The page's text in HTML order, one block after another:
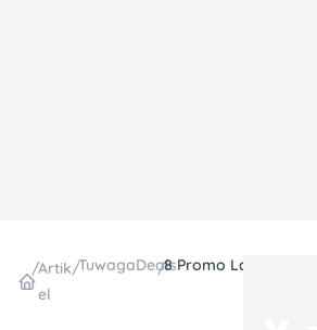
/Artik
el
/TuwagaDeals
/